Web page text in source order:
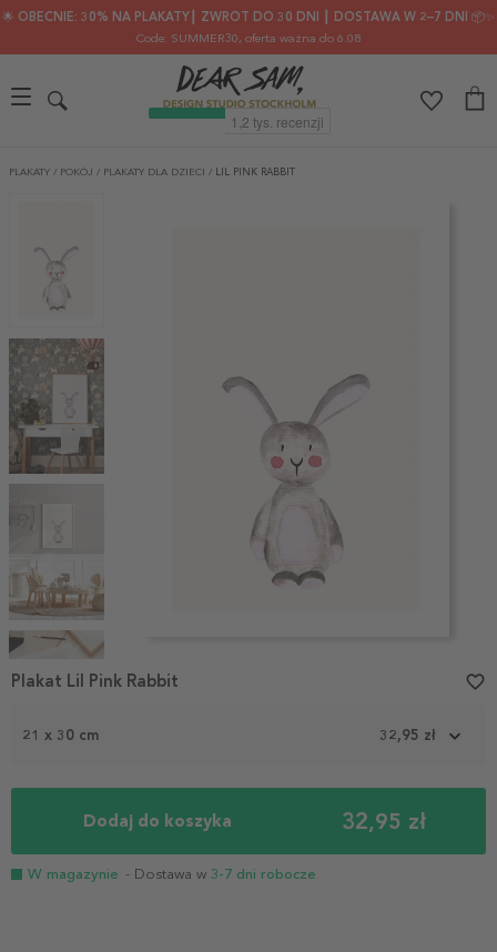
🌟 OBECNIE: 30% NA PLAKATY┃ ZWROT DO 30 DNI ┃ DOSTAWA W 2–7 DNI 📦✨
Code: SUMMER30, oferta ważna do 6.08
PLAKATY / POKÓJ / PLAKATY DLA DZIECI / LIL PINK RABBIT
1
21 x 30 cm 32,95 zł
Dodaj do koszyka 32,95 zł
W magazynie - Dostawa w 3-7 dni robocze
Plakat Lil Pink Rabbit favorite_border